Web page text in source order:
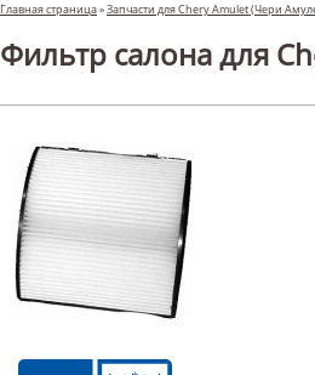
Главная страница»Запчасти для Chery Amulet (Чери
Фильтр салона для